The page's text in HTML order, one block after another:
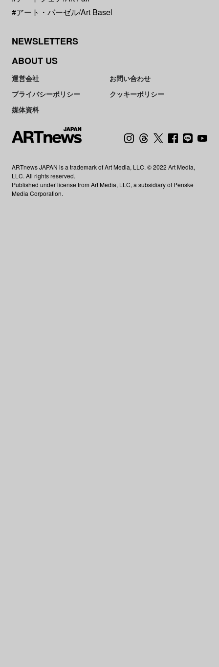
#アート・バーゼル/Art Basel
NEWSLETTERS
ABOUT US
運営会社
お問い合わせ
プライバシーポリシー
クッキーポリシー
媒体資料
ARTnews JAPAN is a trademark of Art Media, LLC. © 2022 Art Media,
LLC. All rights reserved.
Published under license from Art Media, LLC, a subsidiary of Penske
Media Corporation.